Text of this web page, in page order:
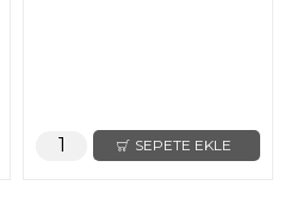
SEPETE EKLE